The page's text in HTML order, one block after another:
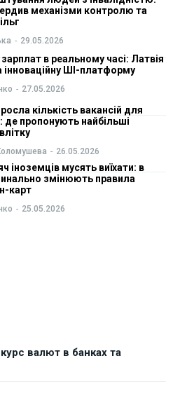
механізми контролю та
- 29.05.2026
в реальному часі: Латвія
інноваційну ШІ-платформу
- 27.05.2026
кількість вакансій для
де пропонують найбільші
- 26.05.2026
іноземців мусять виїхати: в
змінюють правила
карт
- 25.05.2026
валют в банках та